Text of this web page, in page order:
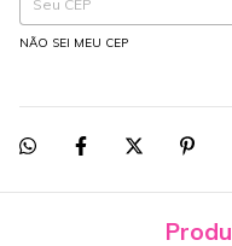
NÃO SEI MEU CEP